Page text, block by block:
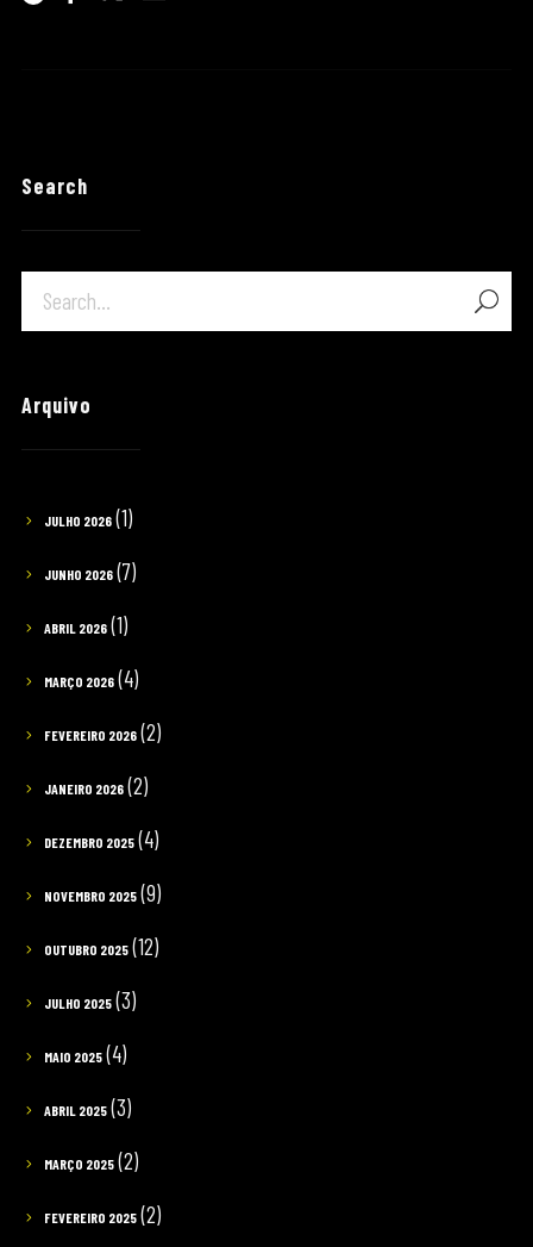
Search
Arquivo
JULHO 2026(1)
JUNHO 2026(7)
ABRIL 2026(1)
MARÇO 2026(4)
FEVEREIRO 2026(2)
JANEIRO 2026(2)
DEZEMBRO 2025(4)
NOVEMBRO 2025(9)
OUTUBRO 2025(12)
JULHO 2025(3)
MAIO 2025(4)
ABRIL 2025(3)
MARÇO 2025(2)
FEVEREIRO 2025(2)